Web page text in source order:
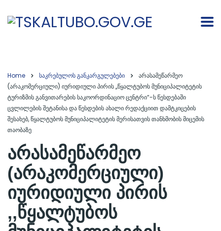
Home საკრებულოს განკარგულებები
არასამეწარმეო
(არაკომერციული) იურიდიული პირის ,,წყალტუბოს მუნიციპალიტეტის
ტურიზმის განვითარების საკოორდინაციო ცენტრი“-ს წესდებაში
ცვლილების შეტანისა და წესდების ახალი რედაქციით დამტკიცების
შესახებ, წყალტუბოს მუნიციპალიტეტის მერისათვის თანხმობის მიცემის
თაობაზე
არასამეწარმეო
(არაკომერციული)
იურიდიული პირის
,,წყალტუბოს